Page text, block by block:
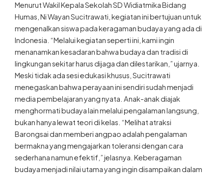
Menurut Wakil Kepala Sekolah SD Widiatmika Bidang
Humas, Ni Wayan Sucitrawati, kegiatan ini bertujuan untuk
mengenalkan siswa pada keragaman budaya yang ada di
Indonesia. “Melalui kegiatan seperti ini, kami ingin
menanamkan kesadaran bahwa budaya dan tradisi di
lingkungan sekitar harus dijaga dan dilestarikan,” ujarnya.
Meski tidak ada sesi edukasi khusus, Sucitrawati
menegaskan bahwa perayaan ini sendiri sudah menjadi
media pembelajaran yang nyata. Anak-anak diajak
menghormati budaya lain melalui pengalaman langsung,
bukan hanya lewat teori di kelas. “Melihat atraksi
Barongsai dan memberi angpao adalah pengalaman
bermakna yang mengajarkan toleransi dengan cara
sederhana namun efektif,” jelasnya. Keberagaman
budaya menjadi nilai utama yang ingin disampaikan dalam